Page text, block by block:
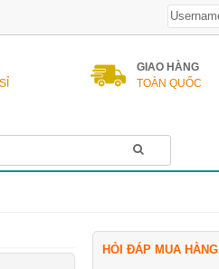
GIAO HÀNG
TOÀN QUỐC
HỎI ĐÁP MUA HÀNG